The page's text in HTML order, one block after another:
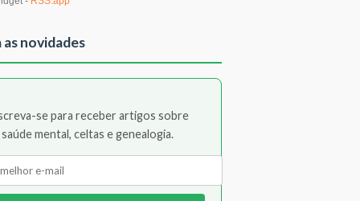
as novidades
se para receber artigos sobre
saúde mental, celtas e genealogia.